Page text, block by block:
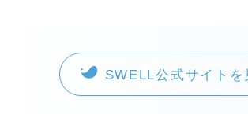
SWELL公式サイトを